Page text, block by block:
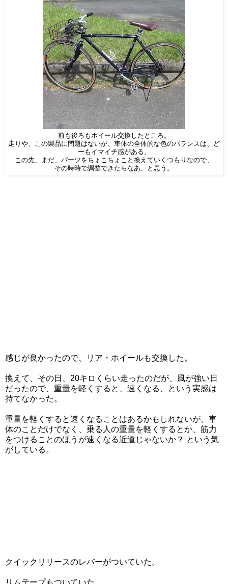
前も後ろもホイール交換したところ。
走りや、この製品に問題はないが、車体の全体的な色のバランスは、ど
ーもイマイチ感がある。
この先、まだ、パーツをちょこちょこと換えていくつもりなので、
その時時で調整できたらなあ、と思う。
感じが良かったので、リア・ホイールも交換した。
換えて、その日、20キロくらい走ったのだが、風が強い日
だったので、重量を軽くすると、速くなる、という実感は
持てなかった。
重量を軽くすると速くなることはあるかもしれないが、車
体のことだけでなく、乗る人の重量を軽くするとか、筋力
をつけることのほうが速くなる近道じゃないか？ という気
がしている。
クイックリリースのレバーがついていた。